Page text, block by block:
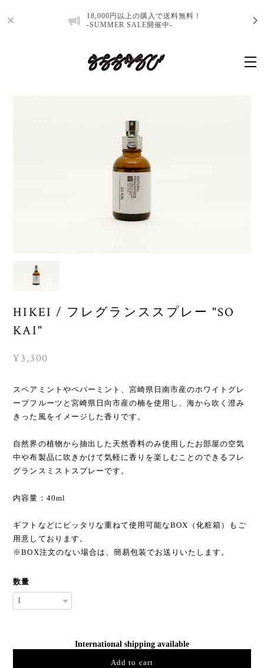
18,000円以上の購入で送料無料！
-SUMMER SALE開催中-
HIKEI / フレグランススプレー "SO
KAI"
¥3,300
スペアミントやペパーミント、宮崎県日南市産のホワイトグレ
ープフルーツと宮崎県日向市産の楠を使用し、海から吹く澄み
きった風をイメージした香りです。
自然界の植物から抽出した天然香料のみ使用したお部屋の空気
中や布製品に吹きかけて気軽に香りを楽しむことのできるフレ
グランスミストスプレーです。
内容量：40ml
ギフトなどにピッタリな重ねて使用可能なBOX（化粧箱）もご
用意しております。
※BOX注文のない場合は、簡易包装でお送りいたします。
数量
International shipping available
Add to cart